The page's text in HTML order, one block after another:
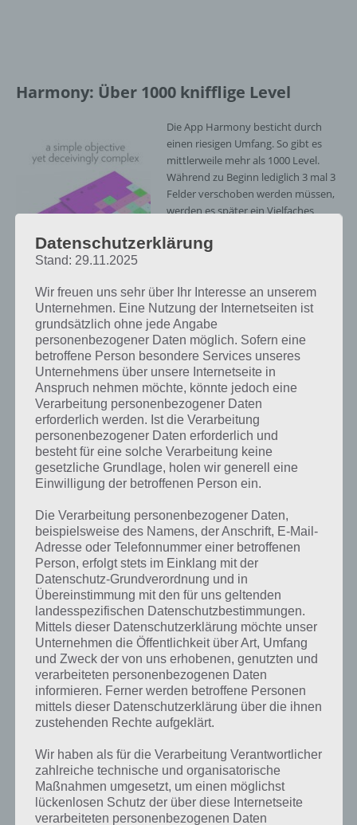
Harmony: Über 1000 knifflige Level
Harmony mit sehr
kniffligen Levels – (c)
BorderLeap
Die App Harmony besticht durch
einen riesigen Umfang. So gibt es
mittlerweile mehr als 1000 Level.
Während zu Beginn lediglich 3 mal 3
Felder verschoben werden müssen,
werden es später ein Vielfaches
bei Harmony auf eine gute
Das Spielprinzip ist hingegen einfach.
In jedem Level gibt es 3 bis 10
Farben, welche in der richtigen
Reihenfolge angeordnet werden
müssen. Auf jedem Feld gibt es
Punkte, die angegeben, wie oft das
Feld bewegt werden muss. Bewegt
werden darf in Harmony aber nur in
der Reihe oder Spalte, was das
Ganze zu einem kniffligen
Unterfangen werden lässt.
Indem man unten auf das Auge tippt, sieht man welche Farbe wo
angeordnet werden muss. Einfacher wird es dadurch aber nicht,
denn es hilft nicht bei der Lösung. Dies ist nur wichtig, wenn
irgendwann vier oder mehr Farben zur Verfügung stehen und so
nicht klar ist, welche Farbe wo in der Mitte angeordnet sein muss.
Tolle grafische und musikalische Umsetzng
Außerdem besticht Harmony durch eine tolle grafische und
musikalische Untermalung. Diese ist zwar simpel gehalten, trägt
trotzdem aber zur gelungenen Umsetzung bei. Weniger schön sind
die In-App-Käufe. So kann man nur eine begrenzte Anzahl an
Schritten zurückgehen. Weitere “Undos” sind nur via In-App-Kauf
erhältlich. Auch kann man via In-App-Kauf einen weiter Button
springen kann. Glücklicherweise sind diese In-App-Käufe nur
optional und keine Pflicht.
Datenschutzerklärung
Stand: 29.11.2025
Wir freuen uns sehr über Ihr Interesse an unserem
Unternehmen. Eine Nutzung der Internetseiten ist
grundsätzlich ohne jede Angabe
personenbezogener Daten möglich. Sofern eine
betroffene Person besondere Services unseres
Unternehmens über unsere Internetseite in
Anspruch nehmen möchte, könnte jedoch eine
Verarbeitung personenbezogener Daten
erforderlich werden. Ist die Verarbeitung
personenbezogener Daten erforderlich und
besteht für eine solche Verarbeitung keine
gesetzliche Grundlage, holen wir generell eine
Einwilligung der betroffenen Person ein.
Die Verarbeitung personenbezogener Daten,
beispielsweise des Namens, der Anschrift, E-Mail-
Adresse oder Telefonnummer einer betroffenen
Person, erfolgt stets im Einklang mit der
Datenschutz-Grundverordnung und in
Übereinstimmung mit den für uns geltenden
landesspezifischen Datenschutzbestimmungen.
Mittels dieser Datenschutzerklärung möchte unser
Unternehmen die Öffentlichkeit über Art, Umfang
und Zweck der von uns erhobenen, genutzten und
verarbeiteten personenbezogenen Daten
informieren. Ferner werden betroffene Personen
mittels dieser Datenschutzerklärung über die ihnen
zustehenden Rechte aufgeklärt.
Wir haben als für die Verarbeitung Verantwortlicher
zahlreiche technische und organisatorische
Maßnahmen umgesetzt, um einen möglichst
lückenlosen Schutz der über diese Internetseite
verarbeiteten personenbezogenen Daten